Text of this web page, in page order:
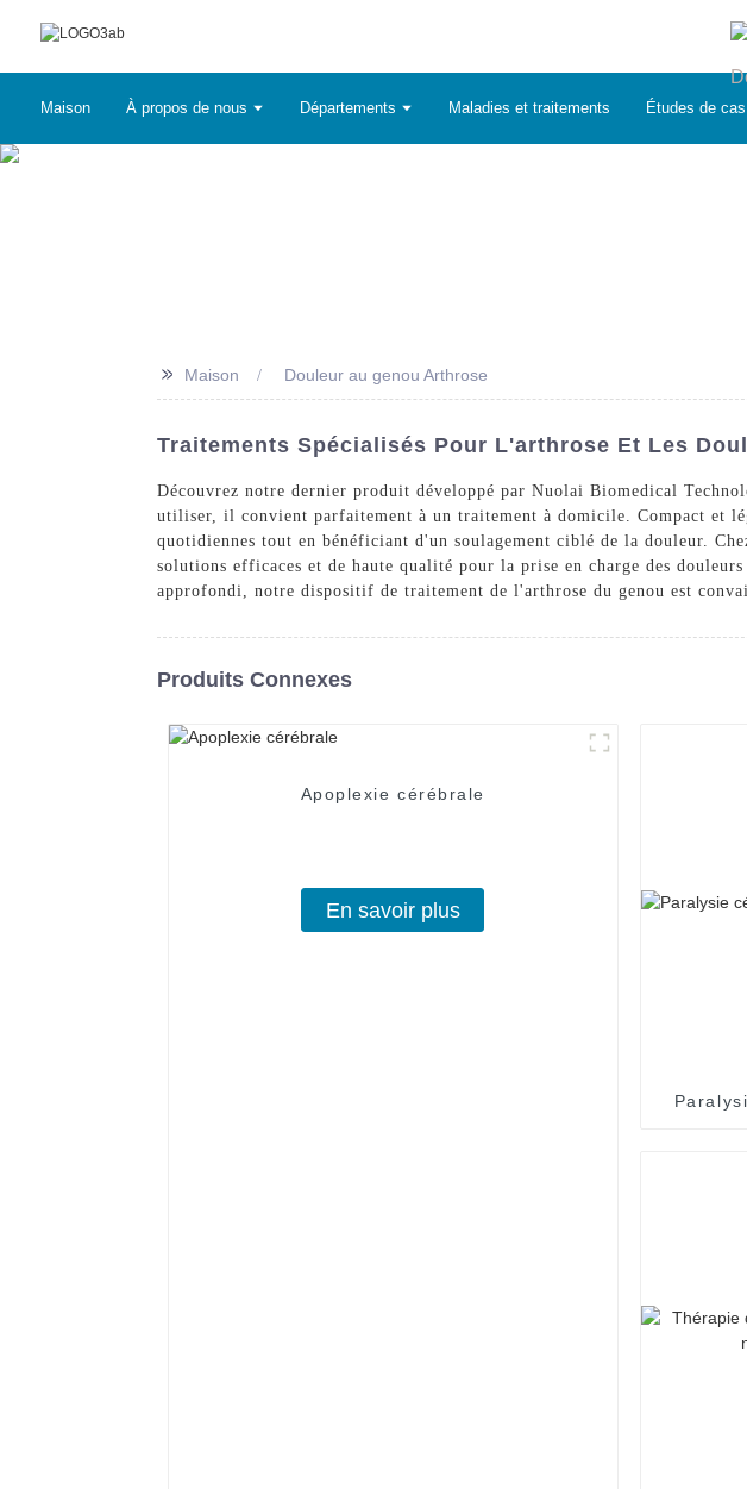
Maison À propos de nous Départements Maladies et traitements Études de cas
>> Maison Douleur au genou Arthrose
Traitements Spécialisés Pour L'arthrose Et Les
Découvrez notre dernier produit développé par Nuolai Biomedical
utiliser, il convient parfaitement à un traitement à domicile. Compact et
quotidiennes tout en bénéficiant d'un soulagement ciblé de la douleur.
solutions efficaces et de haute qualité pour la prise en charge des
approfondi, notre dispositif de traitement de l'arthrose du genou est
Produits Connexes
Apoplexie cérébrale
En savoir plus